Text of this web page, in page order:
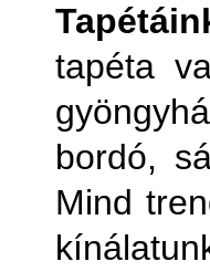
tapéta
bordó,
Mind